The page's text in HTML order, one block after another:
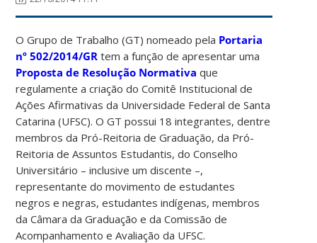
O Grupo de Trabalho (GT) nomeado pela Portaria
nº 502/2014/GR tem a função de apresentar uma
Proposta de Resolução Normativa que
regulamente a criação do Comitê Institucional de
Ações Afirmativas da Universidade Federal de Santa
Catarina (UFSC). O GT possui 18 integrantes, dentre
membros da Pró-Reitoria de Graduação, da Pró-
Reitoria de Assuntos Estudantis, do Conselho
Universitário – inclusive um discente –,
representante do movimento de estudantes
negros e negras, estudantes indígenas, membros
da Câmara da Graduação e da Comissão de
Acompanhamento e Avaliação da UFSC.